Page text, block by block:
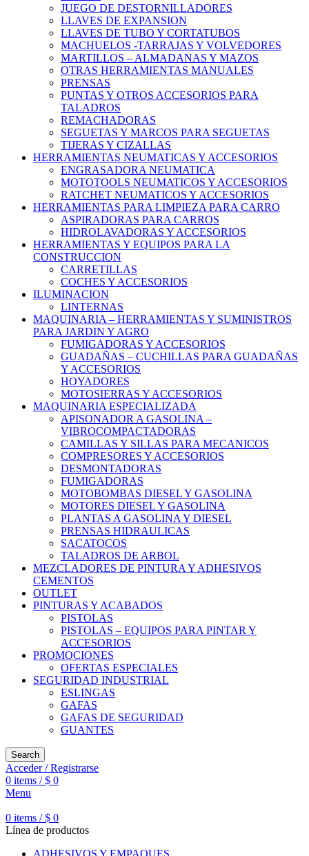
JUEGO DE DESTORNILLADORES
LLAVES DE EXPANSION
LLAVES DE TUBO Y CORTATUBOS
MACHUELOS -TARRAJAS Y VOLVEDORES
MARTILLOS – ALMADANAS Y MAZOS
OTRAS HERRAMIENTAS MANUALES
PRENSAS
PUNTAS Y OTROS ACCESORIOS PARA
TALADROS
REMACHADORAS
SEGUETAS Y MARCOS PARA SEGUETAS
TIJERAS Y CIZALLAS
HERRAMIENTAS NEUMATICAS Y ACCESORIOS
ENGRASADORA NEUMATICA
MOTOTOOLS NEUMATICOS Y ACCESORIOS
RATCHET NEUMATICOS Y ACCESORIOS
HERRAMIENTAS PARA LIMPIEZA PARA CARRO
ASPIRADORAS PARA CARROS
HIDROLAVADORAS Y ACCESORIOS
HERRAMIENTAS Y EQUIPOS PARA LA
CONSTRUCCION
CARRETILLAS
COCHES Y ACCESORIOS
ILUMINACION
LINTERNAS
MAQUINARIA – HERRAMIENTAS Y SUMINISTROS
PARA JARDIN Y AGRO
FUMIGADORAS Y ACCESORIOS
GUADAÑAS – CUCHILLAS PARA GUADAÑAS
Y ACCESORIOS
HOYADORES
MOTOSIERRAS Y ACCESORIOS
MAQUINARIA ESPECIALIZADA
APISONADOR A GASOLINA –
VIBROCOMPACTADORAS
CAMILLAS Y SILLAS PARA MECANICOS
COMPRESORES Y ACCESORIOS
DESMONTADORAS
FUMIGADORAS
MOTOBOMBAS DIESEL Y GASOLINA
MOTORES DIESEL Y GASOLINA
PLANTAS A GASOLINA Y DIESEL
PRENSAS HIDRAULICAS
SACATOCOS
TALADROS DE ARBOL
MEZCLADORES DE PINTURA Y ADHESIVOS
CEMENTOS
OUTLET
PINTURAS Y ACABADOS
PISTOLAS
PISTOLAS – EQUIPOS PARA PINTAR Y
ACCESORIOS
PROMOCIONES
OFERTAS ESPECIALES
SEGURIDAD INDUSTRIAL
ESLINGAS
GAFAS
GAFAS DE SEGURIDAD
GUANTES
Search
Acceder / Registrarse
0 items / $ 0
Menu
0 items / $ 0
Línea de productos
ADHESIVOS Y EMPAQUES